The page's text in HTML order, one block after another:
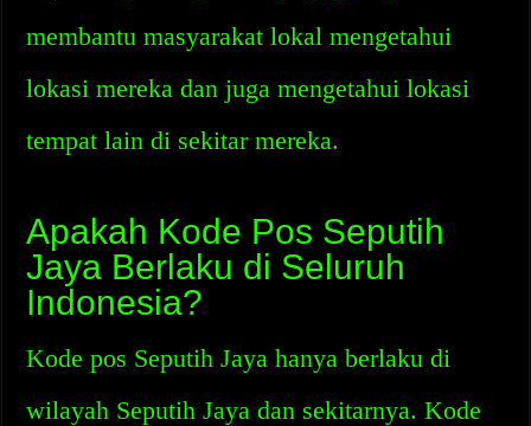
membantu masyarakat lokal mengetahui
lokasi mereka dan juga mengetahui lokasi
tempat lain di sekitar mereka.
Apakah Kode Pos Seputih
Jaya Berlaku di Seluruh
Indonesia?
Kode pos Seputih Jaya hanya berlaku di
wilayah Seputih Jaya dan sekitarnya. Kode